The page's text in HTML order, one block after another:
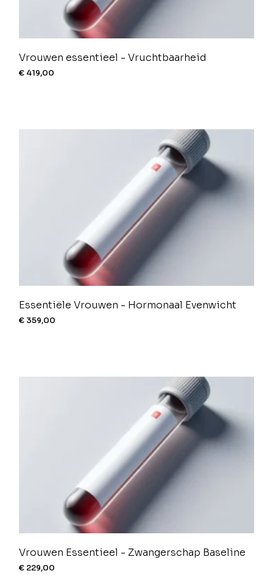
Vrouwen essentieel - Vruchtbaarheid
€ 419,00
Essentiële Vrouwen - Hormonaal Evenwicht
€ 359,00
Vrouwen Essentieel - Zwangerschap Baseline
€ 229,00